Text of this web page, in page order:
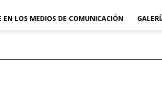
EN LOS MEDIOS DE COMUNICACIÓN